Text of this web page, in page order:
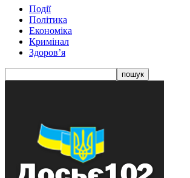
Події
Політика
Економіка
Кримінал
Здоров’я